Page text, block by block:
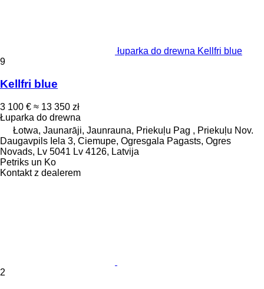
łuparka do drewna Kellfri blue
9
Kellfri blue
3 100 € ≈ 13 350 zł
Łuparka do drewna
Łotwa, Jaunarāji, Jaunrauna, Priekuļu Pag , Priekuļu Nov.
Daugavpils Iela 3, Ciemupe, Ogresgala Pagasts, Ogres
Novads, Lv 5041 Lv 4126, Latvija
Petriks un Ko
Kontakt z dealerem
2